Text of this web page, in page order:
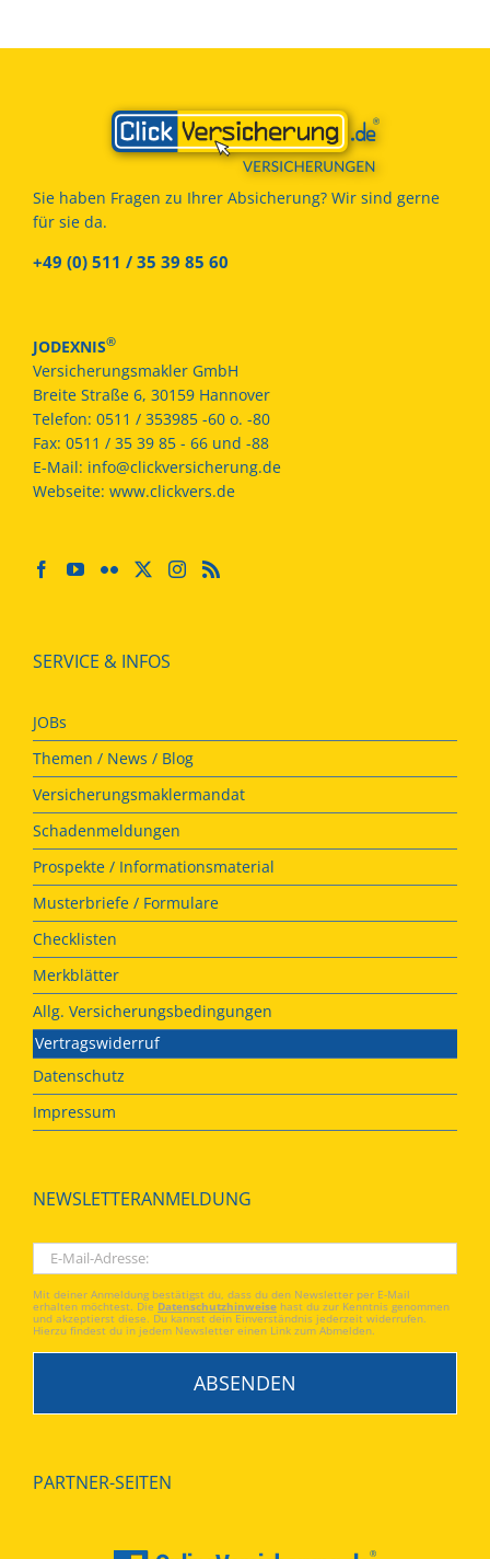
Sie haben Fragen zu Ihrer Absicherung? Wir sind gerne
für sie da.
+49 (0) 511 / 35 39 85 60
JODEXNIS®
Versicherungsmakler GmbH
Breite Straße 6, 30159 Hannover
Telefon: 0511 / 353985 -60 o. -80
Fax: 0511 / 35 39 85 - 66 und -88
E-Mail: info@clickversicherung.de
Webseite: www.clickvers.de
SERVICE & INFOS
JOBs
Themen / News / Blog
Versicherungsmaklermandat
Schadenmeldungen
Prospekte / Informationsmaterial
Musterbriefe / Formulare
Checklisten
Merkblätter
Allg. Versicherungsbedingungen
Vertragswiderruf
Datenschutz
Impressum
NEWSLETTERANMELDUNG
Mit deiner Anmeldung bestätigst du, dass du den Newsletter per E-Mail
erhalten möchtest. Die Datenschutzhinweise hast du zur Kenntnis genommen
und akzeptierst diese. Du kannst dein Einverständnis jederzeit widerrufen.
Hierzu findest du in jedem Newsletter einen Link zum Abmelden.
PARTNER-SEITEN